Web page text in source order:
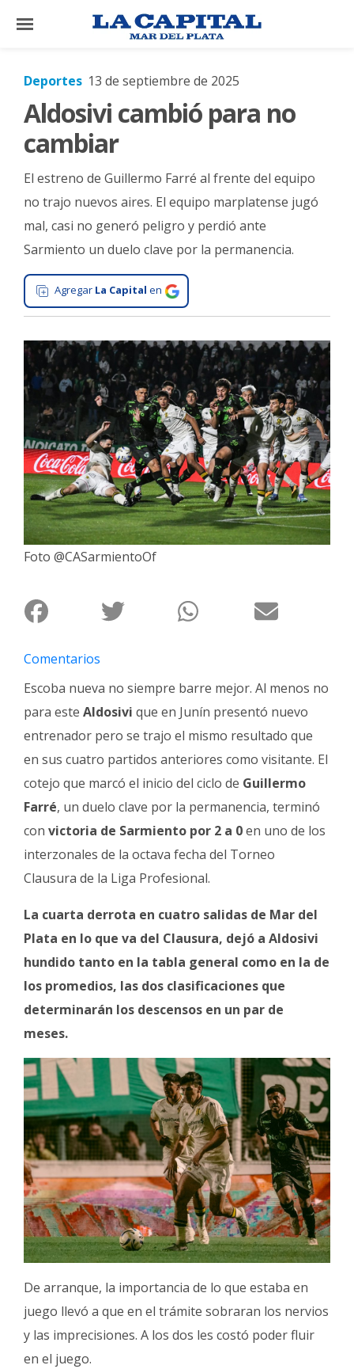
×
El
Mundo
La
Zona
Cultura
Tecnología
Gastronomía
Salud
Interés
General
La
Ciudad
Deportes
Arte
y
Espectáculos
Policiales
Fotos
Familia
Clasificados
Fúnebres
Deportes 13 de septiembre de 2025
Aldosivi cambió para no
cambiar
El estreno de Guillermo Farré al frente del equipo
no trajo nuevos aires. El equipo marplatense jugó
mal, casi no generó peligro y perdió ante
Sarmiento un duelo clave por la permanencia.
Agregar La Capital en
Foto @CASarmientoOf
Comentarios
Escoba nueva no siempre barre mejor. Al menos no
para este Aldosivi que en Junín presentó nuevo
entrenador pero se trajo el mismo resultado que
en sus cuatro partidos anteriores como visitante. El
cotejo que marcó el inicio del ciclo de Guillermo
Farré, un duelo clave por la permanencia, terminó
con victoria de Sarmiento por 2 a 0en uno de los
interzonales de la octava fecha del Torneo
Clausura de la Liga Profesional.
La cuarta derrota en cuatro salidas de Mar del
Plata en lo que va del Clausura, dejó a Aldosivi
hundido tanto en la tabla general como en la de
los promedios, las dos clasificaciones que
determinarán los descensos en un par de
meses.
De arranque, la importancia de lo que estaba en
juego llevó a que en el trámite sobraran los nervios
y las imprecisiones. A los dos les costó poder fluir
en el juego.